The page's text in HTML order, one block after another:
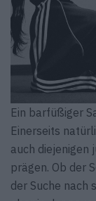
Ein barfüßiger
Einerseits
auch diejenigen
prägen. Ob der
der Suche nach